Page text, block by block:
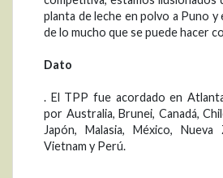
planta de leche en polvo a Puno y
de lo mucho que se puede hacer
Dato
. El TPP fue acordado en
por Australia, Brunei, Canadá,
Japón, Malasia, México, Nueva
Vietnam y Perú.